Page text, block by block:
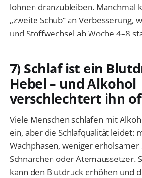
lohnen dranzubleiben. Manchmal
„zweite Schub“ an Verbesserung,
und Stoffwechsel ab Woche 4–8
7) Schlaf ist ein
Hebel – und Alkohol
verschlechtert ihn
Viele Menschen schlafen mit
ein, aber die Schlafqualität leidet:
Wachphasen, weniger erholsamer
Schnarchen oder Atemaussetzer.
kann den Blutdruck erhöhen und